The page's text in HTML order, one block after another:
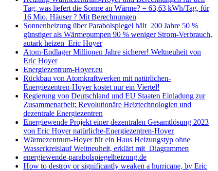
Tag, was liefert die Sonne an Wärme? = 63,63 kWh/Tag, für
16 Mio. Häuser ? Mit Berechnungen
Sonnenheizung über Parabolspiegel hält 200 Jahre 50 %
günstiger als Wärmepumpen 90 % weniger Strom-Verbrauch,
autark heizen Eric Hoyer
Atom-Endlager Millionen Jahre sicherer! Weltneuheit von
Eric Hoyer
Energiezentrum-Hoyer.eu
Rückbau von Atomkraftwerken mit natürlichen-
Energiezentren-Hoyer kostet nur ein Viertel!
Regierung von Deutschland und EU Staaten Einladung zur
Zusammenarbeit: Revolutionäre Heiztechnologien und
dezentrale Energiezentren
Energiewende Projekt einer dezentralen Gesamtlösung 2023
von Eric Hoyer natürliche-Energiezentren-Hoyer
Wärmezentrum-Hoyer für ein Haus Heizungstyp ohne
Wasserkreislauf Weltneuheit, erklärt mit Diagrammen
energiewende-parabolspiegelheizung.de
How to destroy or significantly weaken a hurricane, by Eric